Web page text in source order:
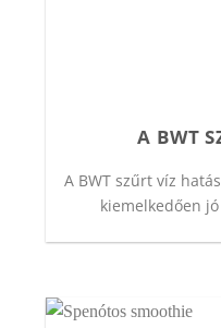
A BWT
A BWT szűrt víz
kiemelkedően